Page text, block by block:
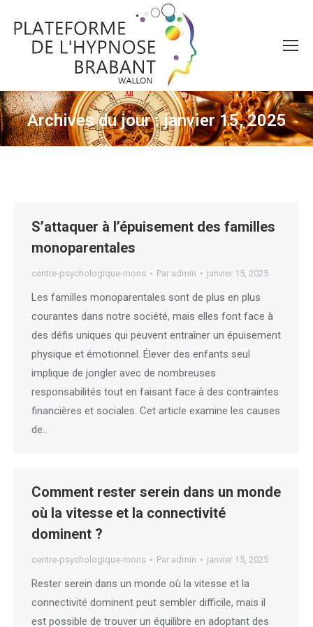
Archives du jour :janvier 15, 2025
Vous êtes ici :
S’attaquer à l’épuisement des familles
monoparentales
centre-psychologique-mons Par admin janvier 15, 2025
Les familles monoparentales sont de plus en plus
courantes dans notre société, mais elles font face à
des défis uniques qui peuvent entraîner un épuisement
physique et émotionnel. Élever des enfants seul
implique de jongler avec de nombreuses
responsabilités tout en faisant face à des contraintes
financières et sociales. Cet article examine les causes
de…
Comment rester serein dans un monde
où la vitesse et la connectivité
dominent ?
centre-psychologique-mons Par admin janvier 15, 2025
Rester serein dans un monde où la vitesse et la
connectivité dominent peut sembler difficile, mais il
est possible de trouver un équilibre en adoptant des